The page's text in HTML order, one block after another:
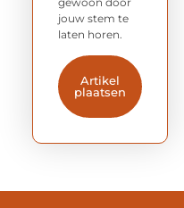
jouw stem te
laten horen.
Artikel
plaatsen